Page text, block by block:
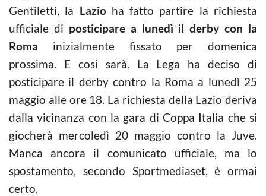
Gentiletti, la Lazioha fatto partire la richiesta
ufficiale di posticipare a lunedì il derby con la
Roma inizialmente fissato per domenica
prossima. E cosi sarà. La Lega ha deciso di
posticipare il derby contro la Roma a lunedì 25
maggio alle ore 18. La richiesta della Lazio deriva
dalla vicinanza con la gara di Coppa Italia che si
giocherà mercoledì 20 maggio contro la Juve.
Manca ancora il comunicato ufficiale, ma lo
spostamento, secondo Sportmediaset, è ormai
certo.